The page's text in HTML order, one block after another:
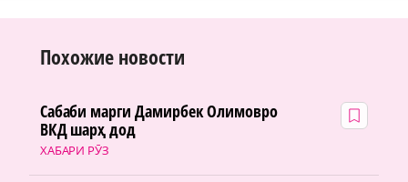
Похожие новости
ХАБАРИ РӮЗ
Сабаби марги Дамирбек Олимовро
ВКД шарҳ дод